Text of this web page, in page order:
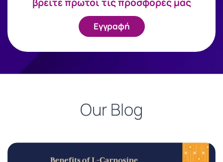
βρείτε πρώτοι τις προσφορές μας
Εγγραφή
Our Blog